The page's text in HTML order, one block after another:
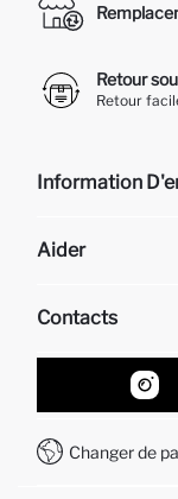
Retour
Retour
Information
À propos de nous
Aider
Retour et
Suivi de la
Comment
Comment payer sur
Contacts
Nos Magasins
Formulaire de contact
Service Client +212
Changer de